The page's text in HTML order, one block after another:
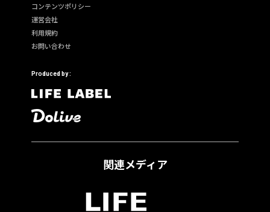
コンテンツポリシー
運営会社
利用規約
お問い合わせ
Produced by :
関連メディア